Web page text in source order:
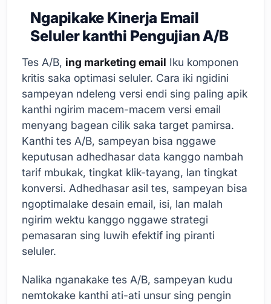
Ngapikake Kinerja Email
Seluler kanthi Pengujian A/B
Tes A/B, ing marketing email Iku komponen
kritis saka optimasi seluler. Cara iki ngidini
sampeyan ndeleng versi endi sing paling apik
kanthi ngirim macem-macem versi email
menyang bagean cilik saka target pamirsa.
Kanthi tes A/B, sampeyan bisa nggawe
keputusan adhedhasar data kanggo nambah
tarif mbukak, tingkat klik-tayang, lan tingkat
konversi. Adhedhasar asil tes, sampeyan bisa
ngoptimalake desain email, isi, lan malah
ngirim wektu kanggo nggawe strategi
pemasaran sing luwih efektif ing piranti
seluler.
Nalika nganakake tes A/B, sampeyan kudu
nemtokake kanthi ati-ati unsur sing pengin